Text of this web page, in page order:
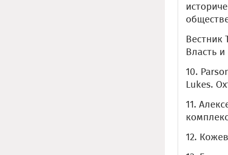
Вестник
Власть
10.
Lukes.
11.
12.